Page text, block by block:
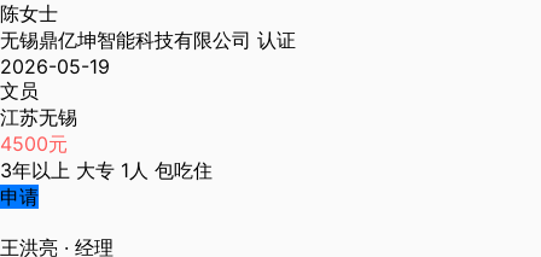
陈女士
无锡鼎亿坤智能科技有限公司 认证
2026-05-19
文员
江苏无锡
4500元
3年以上 大专 1人 包吃住
申请
王洪亮 · 经理